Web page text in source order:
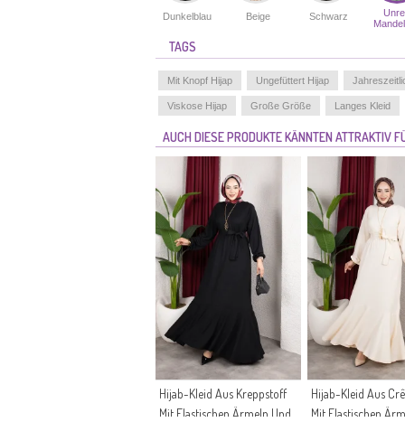
Dunkelblau Beige Schwarz
TAGS
Mit Knopf Hijap Ungefüttert Hijap
Viskose Hijap Große Größe Langes Kleid
AUCH DIESE PRODUKTE KÄNNTEN ATTRAKTIV
Hijab-Kleid Aus Kreppstoff
Mit Elastischen Ärmeln Und
Hijab-Kleid Aus
Mit Elastischen